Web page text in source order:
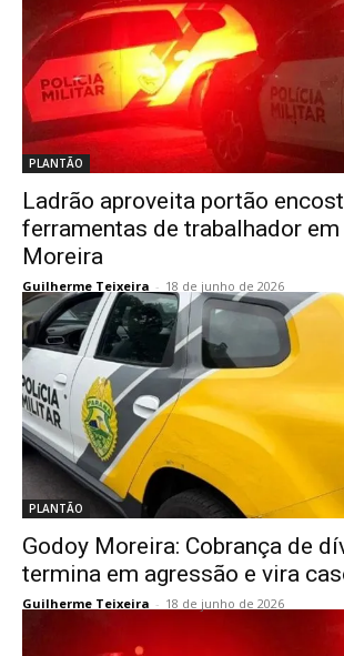
PLANTÃO
Ladrão aproveita portão
ferramentas de trabalhador em
Moreira
Guilherme Teixeira - 18 de junho de 2026
PLANTÃO
Godoy Moreira: Cobrança de
termina em agressão e vira
Guilherme Teixeira - 18 de junho de 2026